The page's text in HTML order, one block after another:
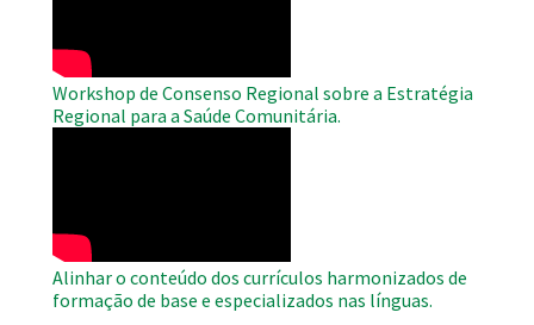
Workshop de Consenso Regional sobre a Estratégia
Regional para a Saúde Comunitária.
Alinhar o conteúdo dos currículos harmonizados de
formação de base e especializados nas línguas.